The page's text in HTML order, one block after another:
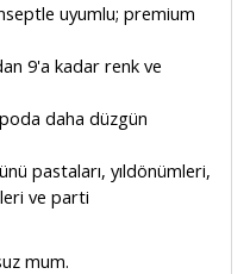
uyumlu; premium
9'a kadar renk ve
daha düzgün
pastaları, yıldönümleri,
ve parti
mum.